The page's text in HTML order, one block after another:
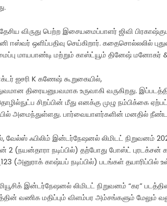
விருது பெற்ற இசையமைப்பாளர் ஜிவி
ஈஸ்வர் ஒளிப்பதிவு செய்கிறார். கதைசொல்லலில்
மாயபாண்டி மற்றும் காஸ்ட்யூம் தினேஷ்
ஐசரி K கணேஷ் கூறுகையில்,
திரையனுபவமாக உருவாகி வருகிறது.
சிறப்பின் மீது எனக்கு முழு நம்பிக்கை
அமைந்துள்ளது. பார்வையாளர்களின் மனதில் நீண்ட
வேல்ஸ் ஃபிலிம் இன்டர்நேஷனல் லிமிடட் நிறுவனம்
2 (நயன்தாரா நடிப்பில்) தற்போது போஸ்ட் புரடக்சன்
(அனுராக் காஷ்யப் நடிப்பில்) படங்கள் தயாரிப்பில்
இன்டர்நேஷனல் லிமிடட் நிறுவனம் “கர”
வணிக மதிப்பும் விளம்பர அம்சங்களும் மேலும்